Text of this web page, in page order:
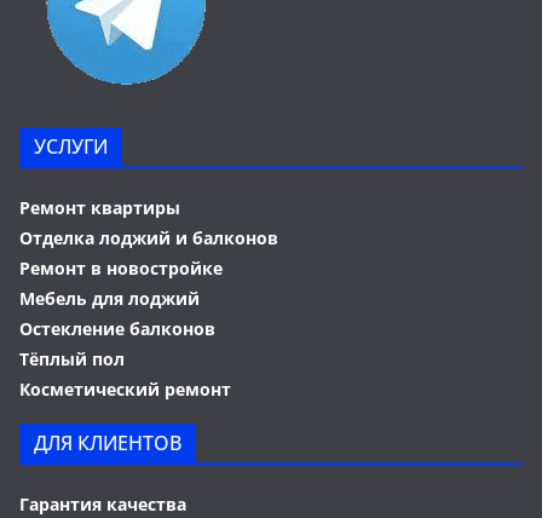
УСЛУГИ
Ремонт квартиры
Отделка лоджий и балконов
Ремонт в новостройке
Мебель для лоджий
Остекление балконов
Тёплый пол
Косметический ремонт
ДЛЯ КЛИЕНТОВ
Гарантия качества